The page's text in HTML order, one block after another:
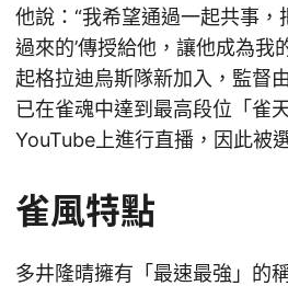
他說：“我希望通過一起共事，
過來的’傳授給他，讓他成為我
起格拉迪烏斯隊新加入，監督由
已在雀魂中達到最高段位「雀
YouTube上進行直播，因此被
雀風特點
多井隆晴擁有「最速最強」的